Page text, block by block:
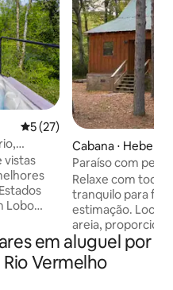
5 de uma avaliação média
5 (27)
vistas
vistas
Lobo
adultos),
Cabana ⋅ Heber
Paraíso com
Relaxe com toda
tranquilo para
estimação.
areia,
de trutas durante
cabana aninhada
estadia tranquila
em aluguel por
Vermelho